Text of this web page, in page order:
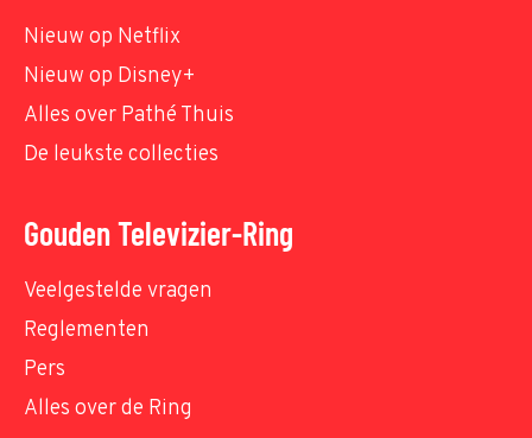
Nieuw op Netflix
Nieuw op Disney+
Alles over Pathé Thuis
De leukste collecties
Gouden Televizier-Ring
Veelgestelde vragen
Reglementen
Pers
Alles over de Ring